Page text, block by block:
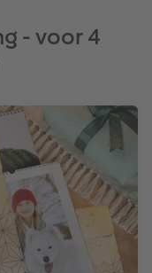
- voor 4